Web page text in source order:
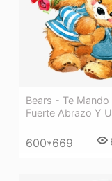
Bears - Te Mando
Fuerte Abrazo Y
600*669